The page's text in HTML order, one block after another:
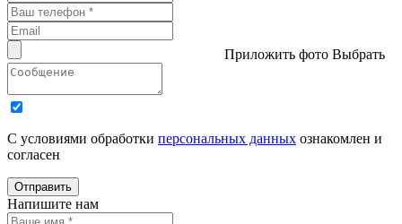
Приложить фото Выбрать
С условиями обработки персональных данных ознакомлен и
согласен
Отправить
Напишите нам